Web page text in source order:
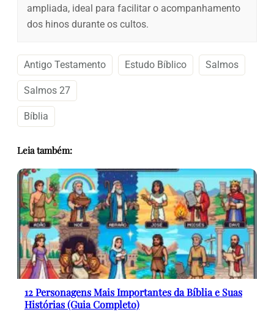
ampliada, ideal para facilitar o acompanhamento
dos hinos durante os cultos.
Antigo Testamento Estudo Bíblico Salmos
Salmos 27
Bíblia
Leia também:
12 Personagens Mais Importantes da Bíblia e Suas
Histórias (Guia Completo)